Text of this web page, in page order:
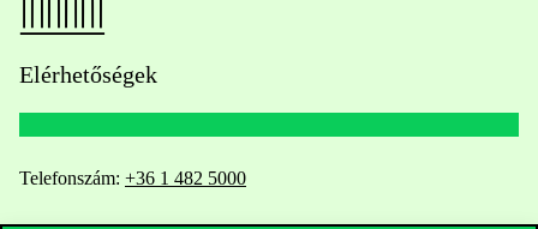
Elérhetőségek
Telefonszám: +36 1 482 5000